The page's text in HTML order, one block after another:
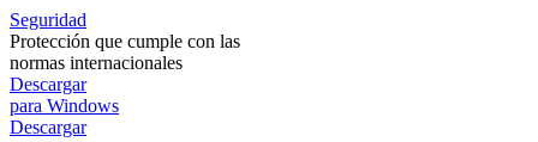
Seguridad
Protección que cumple con las
normas internacionales
Descargar
para Windows
Descargar